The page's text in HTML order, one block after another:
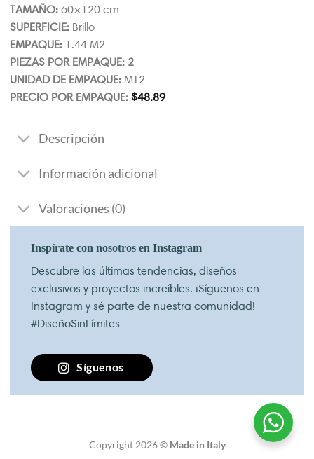
TAMAÑO: 60×120 cm
SUPERFICIE: Brillo
EMPAQUE: 1.44 M2
PIEZAS POR EMPAQUE: 2
UNIDAD DE EMPAQUE: MT2
PRECIO POR EMPAQUE: $48.89
Descripción
Información adicional
Valoraciones (0)
Inspírate con nosotros en Instagram
Descubre las últimas tendencias, diseños
exclusivos y proyectos increíbles. ¡Síguenos en
Instagram y sé parte de nuestra comunidad!
#DiseñoSinLímites
Síguenos
Copyright 2026 © Made in Italy